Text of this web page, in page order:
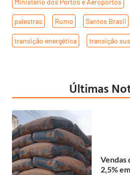
palestras Rumo Santos Brasil
transição energética transição
Últimas
Vendas
2,5%